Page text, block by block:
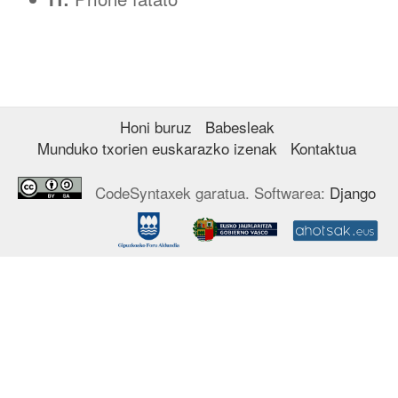
Honi buruz
Babesleak
Munduko txorien euskarazko izenak
Kontaktua
CodeSyntaxek garatua. Softwarea: Django